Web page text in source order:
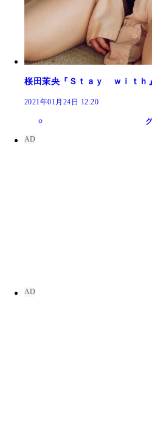
桜田茉央『Ｓｔａｙ ｗｉｔｈ』
2021年01月24日 12:20